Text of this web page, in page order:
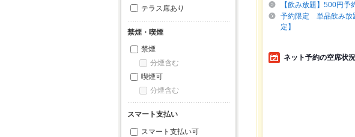
テラス席あり
禁煙・喫煙
禁煙
分煙含む
喫煙可
分煙含む
スマート支払い
スマート支払い可
【飲み放題】500円
予約限定 単品飲み放
定】
ネット予約の空席状況